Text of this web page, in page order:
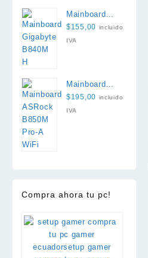
Mainboard
Gigabyte
B840M H
$155,00 incluido
IVA
Mainboard
ASRock
B850M Pro-A
$195,00 incluido
IVA
Compra ahora tu pc!